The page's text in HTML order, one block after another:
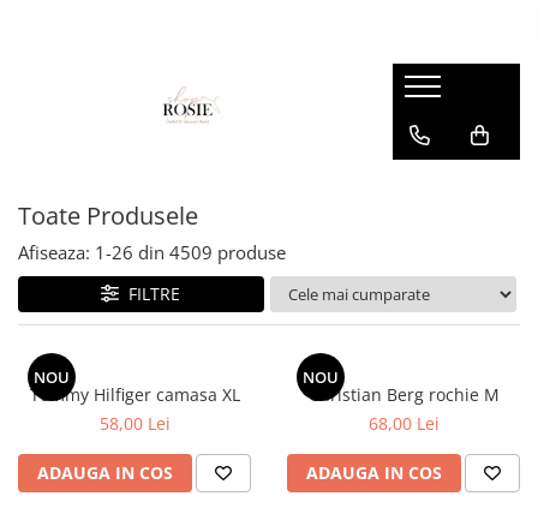
Femei
Genti
Blugi
Bluze/Topuri
Cardigane
Colanti
Fuste
Copii
Bluze
Camasi
Geci
Hanorace
Pantaloni
Pantaloni scurti
Pulovere
Bluze
body
Camasi
Geci
Hanorace
Incaltaminte
Pantaloni scurti
Toate Produsele
Afiseaza: 1-26 din 4509 produse
FILTRE
NOU
Tommy Hilfiger camasa XL
58,00 Lei
ADAUGA IN COS
NOU
Christian Berg rochie M
68,00 Lei
ADAUGA IN COS